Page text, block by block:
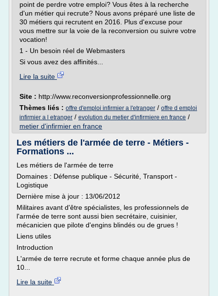
point de perdre votre emploi? Vous êtes à la recherche
d'un métier qui recrute? Nous avons préparé une liste de
30 métiers qui recrutent en 2016. Plus d'excuse pour
vous mettre sur la voie de la reconversion ou suivre votre
vocation!
1 - Un besoin réel de Webmasters
Si vous avez des affinités...
Lire la suite
Site : http://www.reconversionprofessionnelle.org
Thèmes liés : offre d'emploi infirmier a l'etranger / offre d emploi
infirmier a l etranger / evolution du metier d'infirmiere en france /
metier d'infirmier en france
Les métiers de l'armée de terre - Métiers -
Formations ...
Les métiers de l'armée de terre
Domaines : Défense publique - Sécurité, Transport -
Logistique
Dernière mise à jour : 13/06/2012
Militaires avant d'être spécialistes, les professionnels de
l'armée de terre sont aussi bien secrétaire, cuisinier,
mécanicien que pilote d'engins blindés ou de grues !
Liens utiles
Introduction
L'armée de terre recrute et forme chaque année plus de
10...
Lire la suite